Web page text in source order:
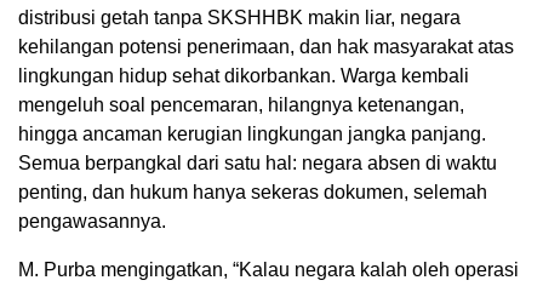
distribusi getah tanpa SKSHHBK makin liar, negara
kehilangan potensi penerimaan, dan hak masyarakat atas
lingkungan hidup sehat dikorbankan. Warga kembali
mengeluh soal pencemaran, hilangnya ketenangan,
hingga ancaman kerugian lingkungan jangka panjang.
Semua berpangkal dari satu hal: negara absen di waktu
penting, dan hukum hanya sekeras dokumen, selemah
pengawasannya.
M. Purba mengingatkan, “Kalau negara kalah oleh operasi